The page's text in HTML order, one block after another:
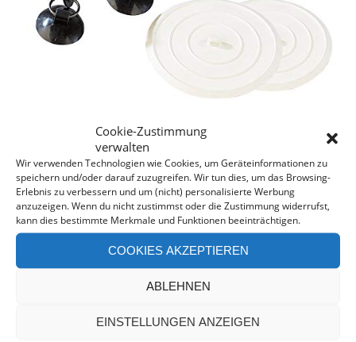
Cookie-Zustimmung
verwalten
Wir verwenden Technologien wie Cookies, um Geräteinformationen zu
speichern und/oder darauf zuzugreifen. Wir tun dies, um das Browsing-
Erlebnis zu verbessern und um (nicht) personalisierte Werbung
anzuzeigen. Wenn du nicht zustimmst oder die Zustimmung widerrufst,
kann dies bestimmte Merkmale und Funktionen beeinträchtigen.
COOKIES AKZEPTIEREN
ABLEHNEN
EINSTELLUNGEN ANZEIGEN
Insgesamt ist die Leine aber kürzer, so dass Du sie
von 1,50 m lediglich bis auf 2,70 m ausdehnen kannst.
Dem Material und den dünnen Seilen entsprechend,
wirst Du aber auch hier langfristig vermutlich mit
Ausleiern oder Reißen rechnen müssen. Allerdings
wird ein 4er Set geliefert, so dass Du sie bei Bedarf